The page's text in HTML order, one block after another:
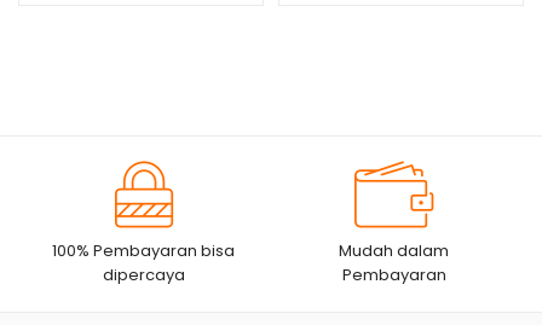
100% Pembayaran bisa
dipercaya
Mudah dalam
Pembayaran